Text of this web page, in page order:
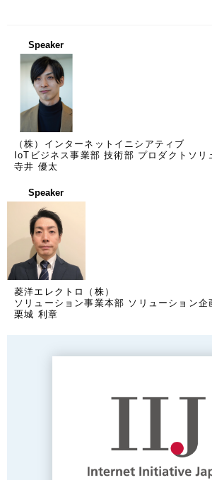
Speaker
（株）インターネットイニシアティブ
IoTビジネス事業部 技術部 プロダクトソリ
寺井 優太
Speaker
菱洋エレクトロ（株）
ソリューション事業本部 ソリューション企
栗城 利章